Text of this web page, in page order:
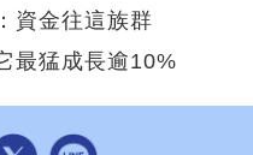
資金往這族群
最猛成長逾10%